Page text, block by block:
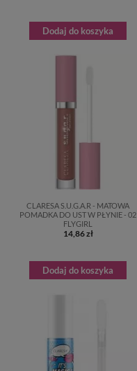
Dodaj do koszyka
CLARESA S.U.G.A.R - MATOWA
POMADKA DO UST W PŁYNIE - 02
FLYGIRL
14,86 zł
Dodaj do koszyka